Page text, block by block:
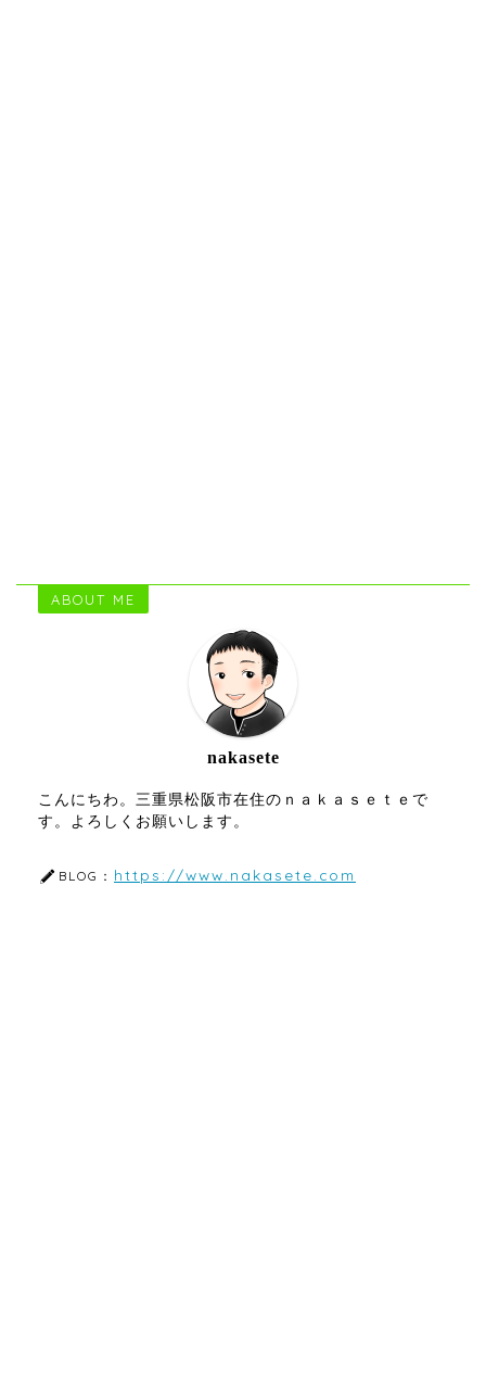
ABOUT ME
nakasete
こんにちわ。三重県松阪市在住のｎａｋａｓｅｔｅで
す。よろしくお願いします。
BLOG： https://www.nakasete.com